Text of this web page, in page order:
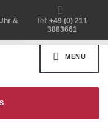
&
Tel: +49 (0) 211
3883661
MENÜ